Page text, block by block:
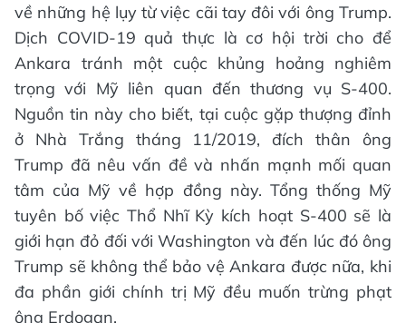
về những hệ lụy từ việc cãi tay đôi với ông Trump.
Dịch COVID-19 quả thực là cơ hội trời cho để
Ankara tránh một cuộc khủng hoảng nghiêm
trọng với Mỹ liên quan đến thương vụ S-400.
Nguồn tin này cho biết, tại cuộc gặp thượng đỉnh
ở Nhà Trắng tháng 11/2019, đích thân ông
Trump đã nêu vấn đề và nhấn mạnh mối quan
tâm của Mỹ về hợp đồng này. Tổng thống Mỹ
tuyên bố việc Thổ Nhĩ Kỳ kích hoạt S-400 sẽ là
giới hạn đỏ đối với Washington và đến lúc đó ông
Trump sẽ không thể bảo vệ Ankara được nữa, khi
đa phần giới chính trị Mỹ đều muốn trừng phạt
ông Erdogan.